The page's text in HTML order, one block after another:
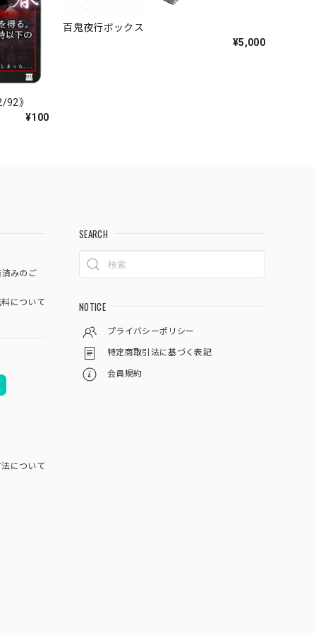
92》
¥100
百鬼夜行ボックス
¥5,000
みのご
について
について
SEARCH
NOTICE
プライバシーポリシー
特定商取引法に基づく表記
会員規約